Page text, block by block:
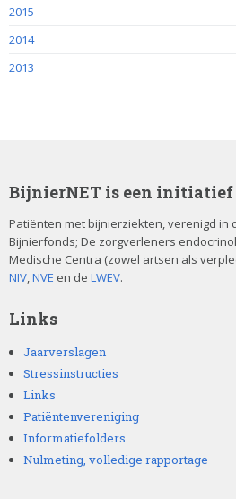
2015
2014
2013
BijnierNET is een initiatief
Patiënten met bijnierziekten, verenigd in
Bijnierfonds; De zorgverleners
Medische Centra (zowel artsen als
NIV,NVE en de LWEV.
Links
Jaarverslagen
Stressinstructies
Links
Patiëntenvereniging
Informatiefolders
Nulmeting, volledige rapportage